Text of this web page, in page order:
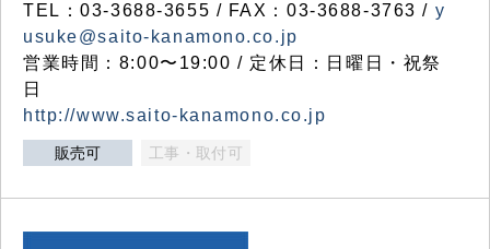
TEL：03-3688-3655 / FAX：03-3688-3763 / y
usuke@saito-kanamono.co.jp
営業時間：8:00〜19:00 / 定休日：日曜日・祝祭
日
http://www.saito-kanamono.co.jp
販売可 工事・取付可